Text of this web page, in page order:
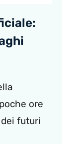
ore
futuri